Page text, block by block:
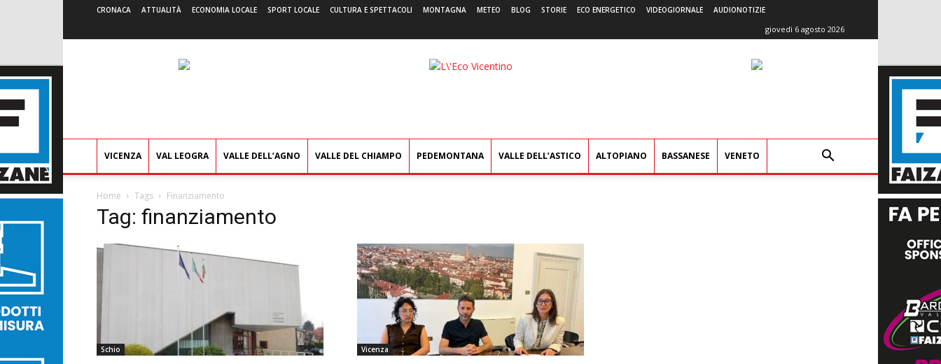
CRONACA ATTUALITÀ ECONOMIA LOCALE SPORT LOCALE CULTURA E SPETTACOLI MONTAGNA METEO BLOG STORIE ECO ENERGETICO VIDEOGIORNALE AUDIONOTIZIE
giovedì 6 agosto 2026
L'Eco
VICENZA VAL LEOGRA VALLE DELL’AGNO VALLE DEL CHIAMPO PEDEMONTANA VALLE DELL’ASTICO ALTOPIANO BASSANESE VENETO
Home Tags Finanziamento
Tag: finanziamento
Schio Vicenza